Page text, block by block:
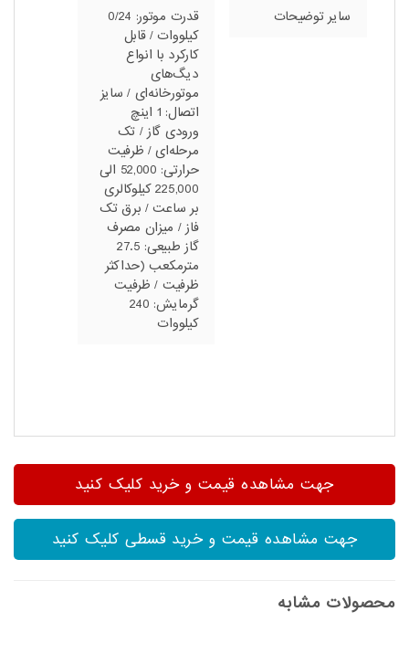
سایر توضیحات
قدرت موتور: 0/24
کیلووات / قابل
کارکرد با انواع
دیگ‌های
موتورخانه‌ای / سایز
اتصال: 1 اینچ
ورودی گاز / تک
مرحله‌ای / ظرفیت
حرارتی: 52,000 الی
225,000 کیلوکالری
بر ساعت / برق تک
فاز / میزان مصرف
گاز طبیعی: 27.5
مترمکعب (حداکثر
ظرفیت / ظرفیت
گرمایش: 240
کیلووات
جهت مشاهده قیمت و خرید کلیک کنید
جهت مشاهده قیمت و خرید قسطی کلیک کنید
محصولات مشابه